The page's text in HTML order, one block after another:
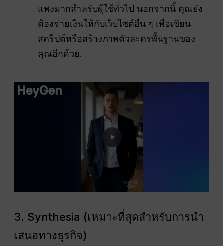
แพงมากสำหรับผู้ใช้ทั่วไป นอกจากนี้ คุณยัง
ต้องจ่ายเงินให้กับเว็บไซต์อื่น ๆ เพื่อเขียน
สคริปต์หรือสร้างภาพตัวละครพื้นฐานของ
คุณอีกด้วย.
3. Synthesia (เหมาะที่สุดสำหรับการนำ
เสนอทางธุรกิจ)